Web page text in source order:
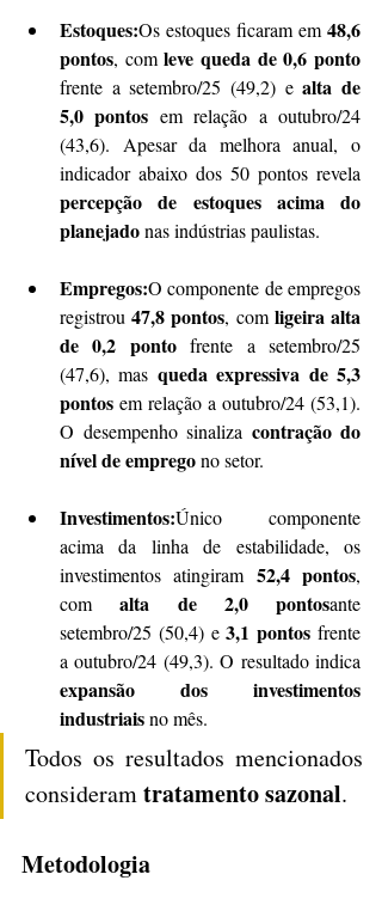
Estoques:Os estoques ficaram em 48,6
pontos, com leve queda de 0,6 ponto
frente a setembro/25 (49,2) e alta de
5,0 pontos em relação a outubro/24
(43,6). Apesar da melhora anual, o
percepção de estoques acima do
planejado nas indústrias paulistas.
Empregos:O componente de empregos
registrou 47,8 pontos, com ligeira alta
de 0,2 ponto frente a setembro/25
(47,6), mas queda expressiva de 5,3
pontos em relação a outubro/24 (53,1).
O desempenho sinaliza contração do
nível de emprego no setor.
Investimentos:Único componente
acima da linha de estabilidade, os
investimentos atingiram 52,4 pontos,
com alta de 2,0 pontosante
setembro/25 (50,4) e 3,1 pontos frente
expansão dos investimentos
industriais no mês.
Todos os resultados mencionados
consideram tratamento sazonal.
Metodologia